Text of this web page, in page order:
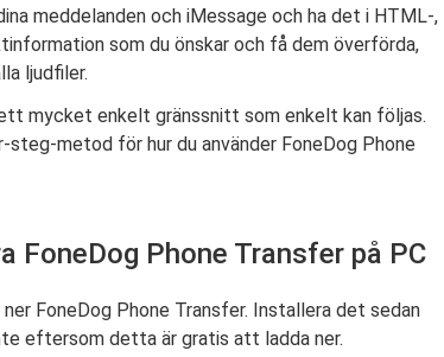
meddelanden och iMessage och ha det i HTML-,
som du önskar och få dem överförda,
ljudfiler.
mycket enkelt gränssnitt som enkelt kan följas.
metod för hur du använder FoneDog Phone
FoneDog Phone Transfer på PC
FoneDog Phone Transfer. Installera det sedan
eftersom detta är gratis att ladda ner.